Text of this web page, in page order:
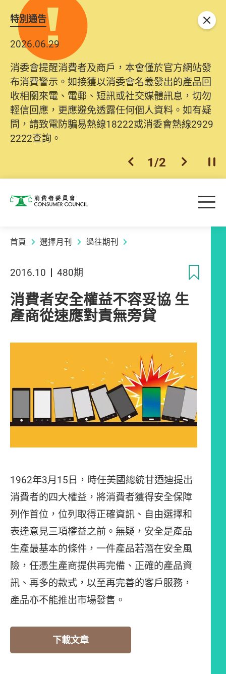
特別通告
2026.06.29
消委會提醒消費者及商戶，本會僅於官方網站發
布消費警示。如接獲以消委會名義發出的產品回
收相關來電、電郵、短訊或社交媒體訊息，切勿
輕信回應，更應避免透露任何個人資料。如有疑
問，請致電防騙易熱線18222或消委會熱線2929
2222查詢。
上一個
1/2 下一個開
關閉
消費者委員會 目
首頁 選擇月刊 過往期刊
2016.10 480期
消費者安全權益不容妥協 生
產商從速應對責無旁貸
1962年3月15日，時任美國總統甘迺迪提出
消費者的四大權益，將消費者獲得安全保障
列作首位，位列取得正確資訊、自由選擇和
表達意見三項權益之前。無疑，安全是產品
生產最基本的條件，一件產品若潛在安全風
險，任憑生產商提供再完備、正確的產品資
訊、再多的款式，以至再完善的客戶服務，
產品亦不能推出市場發售。
下載文章